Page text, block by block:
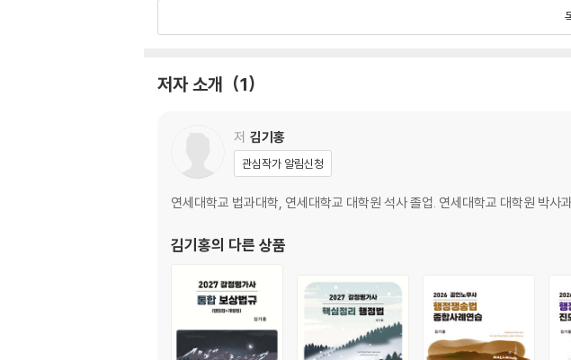
제1절 공용수용의 목적(공익사업)
제5절 협의에 의한 취득(사용)
제7절 공용수용의 효과
제8절 토지수용위원회
제9절 손실보상의 원칙과 내용
제10절 수용재결에 대한 불복
CHAPTER 01 부동산 가격공시제도
CHAPTER 02 표준지공시지가
CHAPTER 03 개별공시지가
저자 소개 1
저 김기홍
관심작가 알림신청
연세대학교 법과대학, 연세대학교 대학원 석사 졸업. 연세대학교 대학원 박
김기홍의 다른 상품